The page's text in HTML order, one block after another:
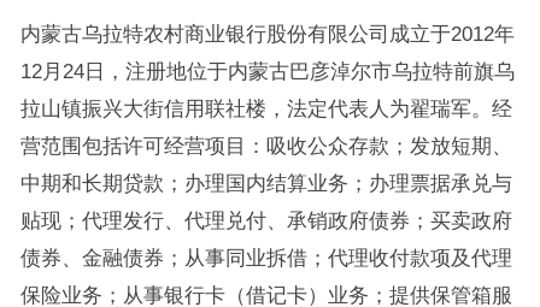
内蒙古乌拉特农村商业银行股份有限公司成立于2012年
12月24日，注册地位于内蒙古巴彦淖尔市乌拉特前旗乌
拉山镇振兴大街信用联社楼，法定代表人为翟瑞军。经
营范围包括许可经营项目：吸收公众存款；发放短期、
中期和长期贷款；办理国内结算业务；办理票据承兑与
贴现；代理发行、代理兑付、承销政府债券；买卖政府
债券、金融债券；从事同业拆借；代理收付款项及代理
保险业务；从事银行卡（借记卡）业务；提供保管箱服